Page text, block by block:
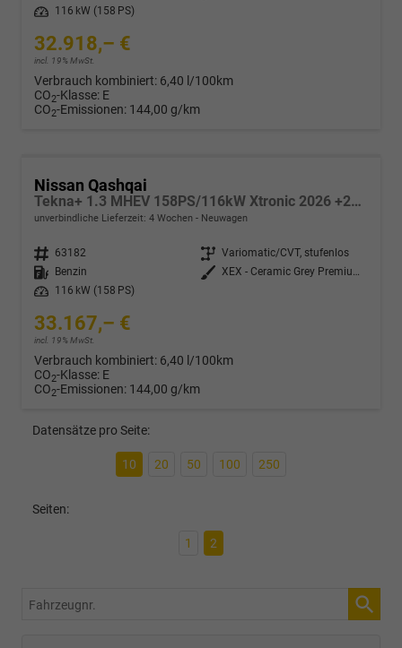
Leistung
116 kW (158 PS)
32.918,– €
incl. 19% MwSt.
Verbrauch kombiniert: 6,40 l/100km
CO2-Klasse: E
CO2-Emissionen: 144,00 g/km
Nissan Qashqai
Tekna+ 1.3 MHEV 158PS/116kW Xtronic 2026 +20"ALU+PANO+BOSE+HuD
unverbindliche Lieferzeit: 4 Wochen Neuwagen
Fahrzeugnr. 63182 Getriebe Variomatic/CVT, stufenlos
Kraftstoff
Benzin Außenfarbe
XEX - Ceramic Grey Premium Met. mit Dach in Solid Black
Leistung
116 kW (158 PS)
33.167,– €
incl. 19% MwSt.
Verbrauch kombiniert: 6,40 l/100km
CO2-Klasse: E
CO2-Emissionen: 144,00 g/km
Datensätze pro Seite:
10 20 50 100 250
Seiten:
1 2
Fahrzeugnr.